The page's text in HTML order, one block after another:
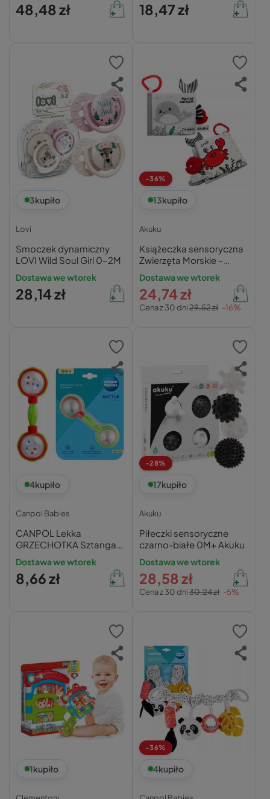
48,48 zł 18,47 zł
3kupiło
Lovi
Smoczek dynamiczny
LOVI Wild Soul Girl 0-2M
Dostawa we wtorek
28,14 zł
-36%
13kupiło
Akuku
Książeczka sensoryczna
Zwierzęta Morskie –
Akuku
Dostawa we wtorek
Cena z 30 dni29,52 zł -16%
24,74 zł
4kupiło
Canpol Babies
CANPOL Lekka
GRZECHOTKA Sztanga
Dla Niemowląt
CZERWONA Zielona 0m+
2/606
Dostawa we wtorek
8,66 zł
-28%
17kupiło
Akuku
Piłeczki sensoryczne
czarno-białe 0M+ Akuku
Dostawa we wtorek
Cena z 30 dni30,24 zł -5%
28,58 zł
1kupiło
-36%
4kupiło